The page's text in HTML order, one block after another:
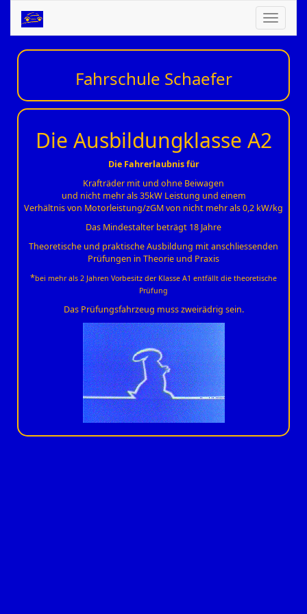
Navigation
ein-/
Fahrschule Schaefer
Die Ausbildungklasse A2
Die Fahrerlaubnis für
Krafträder mit und ohne Beiwagen
und nicht mehr als 35kW Leistung und einem
Verhältnis von Motorleistung/zGM von nicht mehr als 0,2 kW/kg
Das Mindestalter beträgt 18 Jahre
Theoretische und praktische Ausbildung mit anschliessenden
Prüfungen in Theorie und Praxis
*bei mehr als 2 Jahren Vorbesitz der Klasse A1 entfällt die theoretische
Prüfung
Das Prüfungsfahrzeug muss zweirädrig sein.